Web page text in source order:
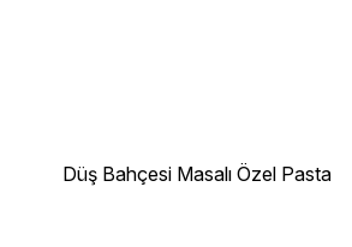
Düş Bahçesi Masalı Özel Pasta